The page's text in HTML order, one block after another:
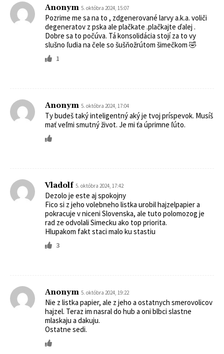
Anonym 5. októbra 2024, 15:07
Pozrime me sa na to , zdgenerované larvy a.k.a. voliči
degeneratov z pska ale plačkate .plačkajte ďalej .
Dobre sa to počúva. Tá konsolidácia stojí za to vy
slušno ľudia na čele so šušňožrútom šimečkom 🤣
1
Anonym 5. októbra 2024, 17:04
Ty budeš taký inteligentný aký je tvoj príspevok. Musíš
mať veľmi smutný život. Je mi ťa úprimne ľúto.
Vladolf 5. októbra 2024, 17:42
Dezolo je este aj spokojny
Fico si z jeho volebneho listka urobil hajzelpapier a
pokracuje v niceni Slovenska, ale tuto polomozog je
rad ze odvolali Simecku ako top priorita.
Hlupakom fakt staci malo ku stastiu
3
Anonym 5. októbra 2024, 19:22
Nie z listka papier, ale z jeho a ostatnych smerovolicov
hajzel. Teraz im nasral do hub a oni blbci slastne
mlaskaju a dakuju.
Ostatne sedi.